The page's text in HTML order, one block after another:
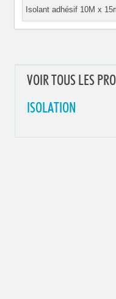
Isolant adhésif 10M x
VOIR TOUS LES
ISOLATION